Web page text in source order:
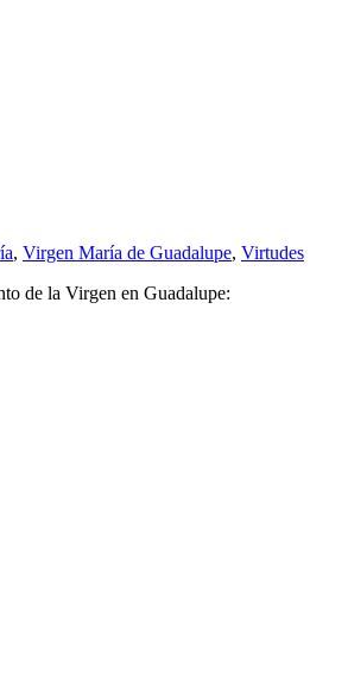
, Virgen María de Guadalupe, Virtudes
de la Virgen en Guadalupe: